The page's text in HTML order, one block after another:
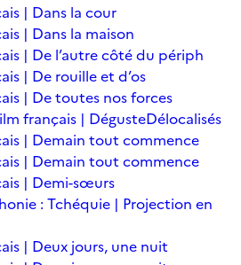
| Dans la cour
| Dans la maison
| De l’autre côté du périph
| De rouille et d’os
| De toutes nos forces
français | DégusteDélocalisés
| Demain tout commence
| Demain tout commence
| Demi-sœurs
: Tchéquie | Projection en
| Deux jours, une nuit